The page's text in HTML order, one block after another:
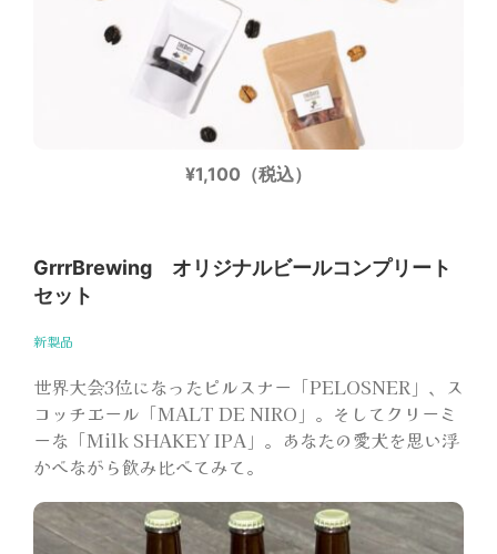
¥1,100（税込）
GrrrBrewing オリジナルビールコンプリート
セット
新製品
世界大会3位になったピルスナー「PELOSNER」、ス
コッチエール「MALT DE NIRO」。そしてクリーミ
ーな「Milk SHAKEY IPA」。あなたの愛犬を思い浮
かべながら飲み比べてみて。